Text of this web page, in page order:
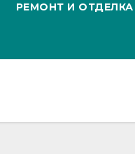
РЕМОНТ И ОТДЕЛКА